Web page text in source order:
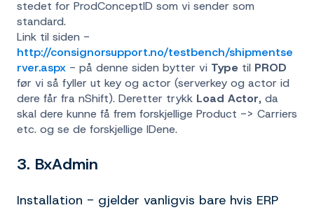
stedet for ProdConceptID som vi sender som
standard.
Link til siden -
http://consignorsupport.no/testbench/shipmentse
rver.aspx - på denne siden bytter vi Type til PROD
før vi så fyller ut key og actor (serverkey og actor id
dere får fra nShift). Deretter trykk Load Actor, da
skal dere kunne få frem forskjellige Product -> Carriers
etc. og se de forskjellige IDene.
3. BxAdmin
Installation - gjelder vanligvis bare hvis ERP